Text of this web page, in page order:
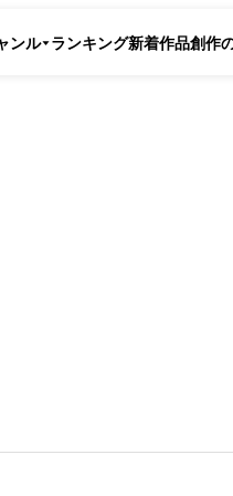
ンル ランキング新着作品創作